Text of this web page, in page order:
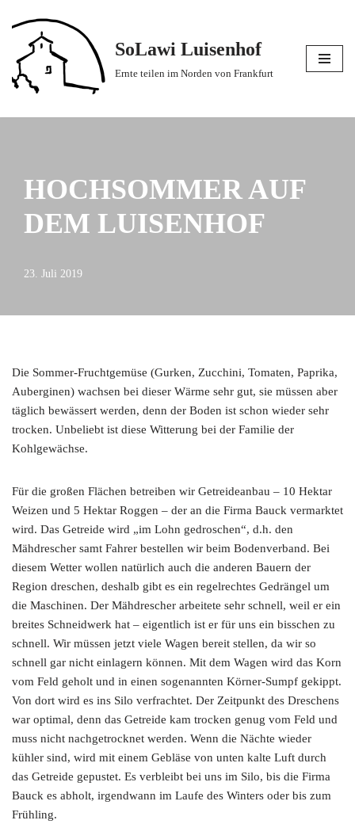
Zum
Inhalt
springen
SoLawi Luisenhof
Ernte teilen im Norden von Frankfurt
HOCHSOMMER AUF
DEM LUISENHOF
23. Juli 2019
Die Sommer-Fruchtgemüse (Gurken, Zucchini, Tomaten, Paprika,
Auberginen) wachsen bei dieser Wärme sehr gut, sie müssen aber
täglich bewässert werden, denn der Boden ist schon wieder sehr
trocken. Unbeliebt ist diese Witterung bei der Familie der
Kohlgewächse.
Für die großen Flächen betreiben wir Getreideanbau – 10 Hektar
Weizen und 5 Hektar Roggen – der an die Firma Bauck vermarktet
wird. Das Getreide wird „im Lohn gedroschen“, d.h. den
Mähdrescher samt Fahrer bestellen wir beim Bodenverband. Bei
diesem Wetter wollen natürlich auch die anderen Bauern der
Region dreschen, deshalb gibt es ein regelrechtes Gedrängel um
die Maschinen. Der Mähdrescher arbeitete sehr schnell, weil er ein
breites Schneidwerk hat – eigentlich ist er für uns ein bisschen zu
schnell. Wir müssen jetzt viele Wagen bereit stellen, da wir so
schnell gar nicht einlagern können. Mit dem Wagen wird das Korn
vom Feld geholt und in einen sogenannten Körner-Sumpf gekippt.
Von dort wird es ins Silo verfrachtet. Der Zeitpunkt des Dreschens
war optimal, denn das Getreide kam trocken genug vom Feld und
muss nicht nachgetrocknet werden. Wenn die Nächte wieder
kühler sind, wird mit einem Gebläse von unten kalte Luft durch
das Getreide gepustet. Es verbleibt bei uns im Silo, bis die Firma
Bauck es abholt, irgendwann im Laufe des Winters oder bis zum
Frühling.